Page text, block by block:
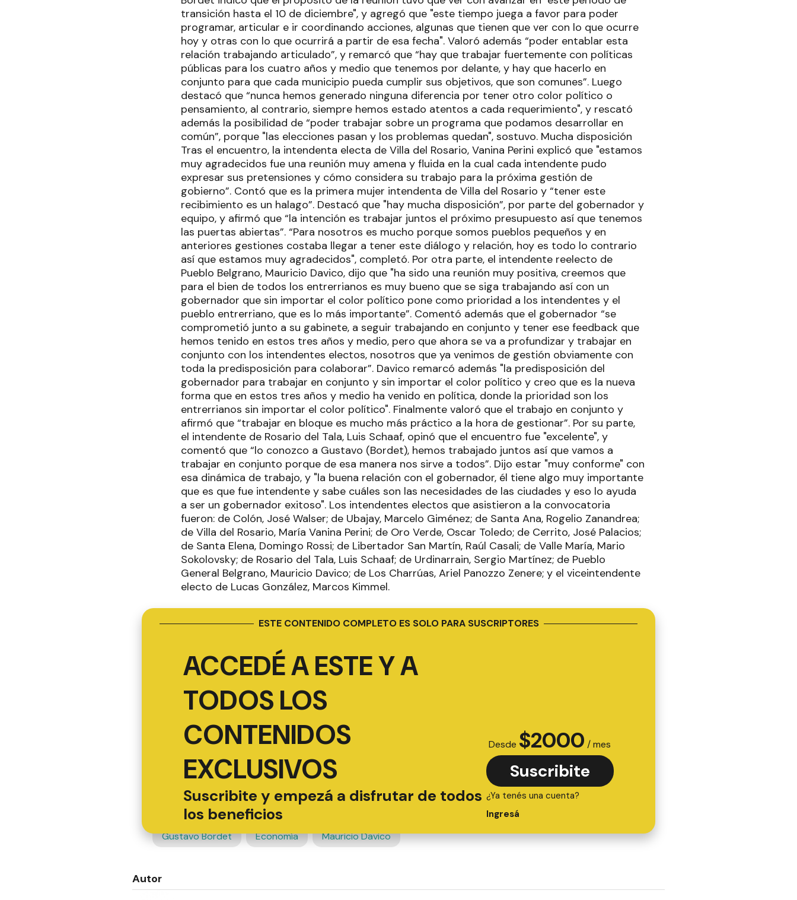
transición hasta el 10 de diciembre", y agregó que "este tiempo juega a favor para poder
programar, articular e ir coordinando acciones, algunas que tienen que ver con lo que ocurre
hoy y otras con lo que ocurrirá a partir de esa fecha". Valoró además “poder entablar esta
relación trabajando articulado”, y remarcó que “hay que trabajar fuertemente con políticas
públicas para los cuatro años y medio que tenemos por delante, y hay que hacerlo en
conjunto para que cada municipio pueda cumplir sus objetivos, que son comunes”. Luego
destacó que “nunca hemos generado ninguna diferencia por tener otro color político o
pensamiento, al contrario, siempre hemos estado atentos a cada requerimiento", y rescató
además la posibilidad de “poder trabajar sobre un programa que podamos desarrollar en
común”, porque "las elecciones pasan y los problemas quedan", sostuvo. Mucha disposición
Tras el encuentro, la intendenta electa de Villa del Rosario, Vanina Perini explicó que "estamos
muy agradecidos fue una reunión muy amena y fluida en la cual cada intendente pudo
expresar sus pretensiones y cómo considera su trabajo para la próxima gestión de
gobierno”. Contó que es la primera mujer intendenta de Villa del Rosario y “tener este
recibimiento es un halago”. Destacó que "hay mucha disposición”, por parte del gobernador y
equipo, y afirmó que “la intención es trabajar juntos el próximo presupuesto así que tenemos
las puertas abiertas”. “Para nosotros es mucho porque somos pueblos pequeños y en
anteriores gestiones costaba llegar a tener este diálogo y relación, hoy es todo lo contrario
así que estamos muy agradecidos", completó. Por otra parte, el intendente reelecto de
Pueblo Belgrano, Mauricio Davico, dijo que "ha sido una reunión muy positiva, creemos que
para el bien de todos los entrerrianos es muy bueno que se siga trabajando así con un
gobernador que sin importar el color político pone como prioridad a los intendentes y el
pueblo entrerriano, que es lo más importante”. Comentó además que el gobernador “se
comprometió junto a su gabinete, a seguir trabajando en conjunto y tener ese feedback que
hemos tenido en estos tres años y medio, pero que ahora se va a profundizar y trabajar en
conjunto con los intendentes electos, nosotros que ya venimos de gestión obviamente con
toda la predisposición para colaborar”. Davico remarcó además "la predisposición del
gobernador para trabajar en conjunto y sin importar el color político y creo que es la nueva
forma que en estos tres años y medio ha venido en política, donde la prioridad son los
entrerrianos sin importar el color político". Finalmente valoró que el trabajo en conjunto y
afirmó que “trabajar en bloque es mucho más práctico a la hora de gestionar”. Por su parte,
el intendente de Rosario del Tala, Luis Schaaf, opinó que el encuentro fue "excelente", y
comentó que “lo conozco a Gustavo (Bordet), hemos trabajado juntos así que vamos a
trabajar en conjunto porque de esa manera nos sirve a todos”. Dijo estar "muy conforme" con
esa dinámica de trabajo, y "la buena relación con el gobernador, él tiene algo muy importante
que es que fue intendente y sabe cuáles son las necesidades de las ciudades y eso lo ayuda
a ser un gobernador exitoso". Los intendentes electos que asistieron a la convocatoria
fueron: de Colón, José Walser; de Ubajay, Marcelo Giménez; de Santa Ana, Rogelio Zanandrea;
de Villa del Rosario, María Vanina Perini; de Oro Verde, Oscar Toledo; de Cerrito, José Palacios;
de Santa Elena, Domingo Rossi; de Libertador San Martín, Raúl Casali; de Valle María, Mario
Sokolovsky; de Rosario del Tala, Luis Schaaf; de Urdinarrain, Sergio Martínez; de Pueblo
General Belgrano, Mauricio Davico; de Los Charrúas, Ariel Panozzo Zenere; y el viceintendente
electo de Lucas González, Marcos Kimmel.
ESTE CONTENIDO COMPLETO ES SOLO PARA SUSCRIPTORES
ACCEDÉ A ESTE Y A
TODOS LOS
CONTENIDOS
EXCLUSIVOS
Suscribite y empezá a disfrutar de todos
los beneficios
Desde $2000 / mes
Suscribite
¿Ya tenés una cuenta?
Ingresá
Gustavo Bordet Economía Mauricio Davico
Autor